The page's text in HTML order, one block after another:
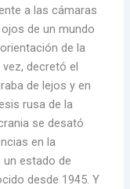
a las cámaras
de un mundo
de la
decretó el
de lejos y en
rusa de la
se desató
en la
estado de
desde 1945. Y